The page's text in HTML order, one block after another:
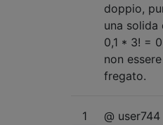
doppio,
una solida
0,1 * 3! =
non
fregato.
1
@